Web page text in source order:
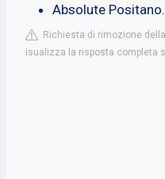
Absolute
Richiesta di rimozione
isualizza la risposta completa